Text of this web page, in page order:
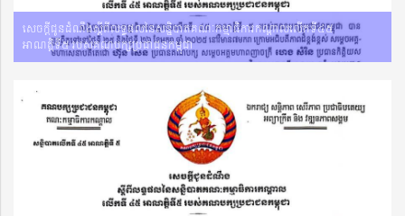
សេចក្តីជូនដំណឹងស្តីពីលទ្ធផលនៃសន្និបាតគណៈកម្មាធិការកណ្តាលលើកទី៤៥
អាណត្តិទី៥ របស់គណបក្សប្រជាជនកម្ពុជា